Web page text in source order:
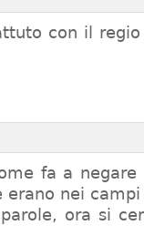
con il
fa a
erano nei campi
ora si